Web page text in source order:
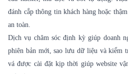
đánh cắp thông tin khách hàng hoặc
an toàn.
Dịch vụ chăm sóc định kỳ giúp doanh
phiên bản mới, sao lưu dữ liệu và kiểm
vá được cài đặt kịp thời giúp website